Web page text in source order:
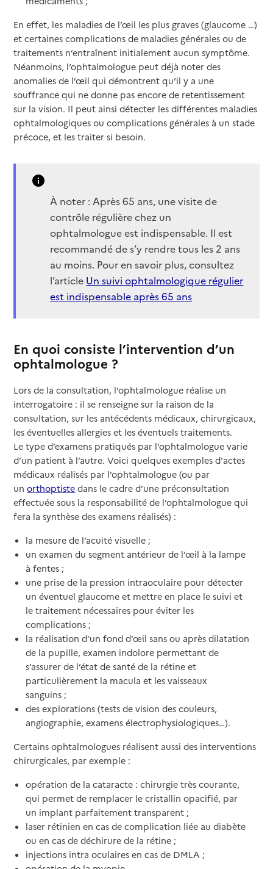
En effet, les maladies de l’œil les plus graves (glaucome …)
et certaines complications de maladies générales ou de
traitements n’entraînent initialement aucun symptôme.
Néanmoins, l’ophtalmologue peut déjà noter des
anomalies de l’œil qui démontrent qu’il y a une
souffrance qui ne donne pas encore de retentissement
sur la vision. Il peut ainsi détecter les différentes maladies
ophtalmologiques ou complications générales à un stade
précoce, et les traiter si besoin.
À noter : Après 65 ans, une visite de
contrôle régulière chez un
ophtalmologue est indispensable. Il est
recommandé de s’y rendre tous les 2 ans
au moins. Pour en savoir plus, consultez
l’article Un suivi ophtalmologique régulier
est indispensable après 65 ans
En quoi consiste l’intervention d’un
ophtalmologue ?
Lors de la consultation, l’ophtalmologue réalise un
interrogatoire : il se renseigne sur la raison de la
consultation, sur les antécédents médicaux, chirurgicaux,
les éventuelles allergies et les éventuels traitements.
Le type d’examens pratiqués par l’ophtalmologue varie
d’un patient à l’autre. Voici quelques exemples d'actes
médicaux réalisés par l’ophtalmologue (ou par
unorthoptiste dans le cadre d’une préconsultation
effectuée sous la responsabilité de l’ophtalmologue qui
fera la synthèse des examens réalisés) :
la mesure de l’acuité visuelle ;
un examen du segment antérieur de l’œil à la lampe
à fentes ;
une prise de la pression intraoculaire pour détecter
un éventuel glaucome et mettre en place le suivi et
le traitement nécessaires pour éviter les
complications ;
la réalisation d’un fond d’œil sans ou après dilatation
de la pupille, examen indolore permettant de
s’assurer de l’état de santé de la rétine et
particulièrement la macula et les vaisseaux
sanguins ;
des explorations (tests de vision des couleurs,
angiographie, examens électrophysiologiques…).
Certains ophtalmologues réalisent aussi des interventions
chirurgicales, par exemple :
opération de la cataracte : chirurgie très courante,
qui permet de remplacer le cristallin opacifié, par
un implant parfaitement transparent ;
laser rétinien en cas de complication liée au diabète
ou en cas de déchirure de la rétine ;
injections intra oculaires en cas de DMLA ;